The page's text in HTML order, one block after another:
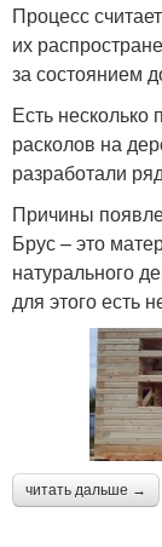
Процесс
их
за состоянием
Есть
расколов на
разработали
Причины
Брус – это
натурального
для этого есть
читать дальше →